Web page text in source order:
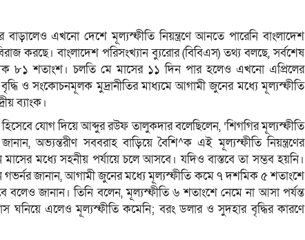
এখনো দেশে মূল্যস্ফীতি নিয়ন্ত্রণে আনতে পারেনি বাংলাদেশ
করছে। বাংলাদেশ পরিসংখ্যান ব্যুরোর (বিবিএস) তথ্য বলছে, সর্বশেষ
৮১ শতাংশ। চলতি মে মাসের ১১ দিন পার হলেও এখনো এপ্রিলের
ও সংকোচনমূলক মুদ্রানীতির মাধ্যমে আগামী জুনের মধ্যে মূল্যস্ফীতি
ব্যাংক।
যোগ দিয়ে আব্দুর রউফ তালুকদার বলেছিলেন, ‘শিগগির মূল্যস্ফীতি
অভ্যন্তরীণ সববরাহ বাড়িয়ে বৈশি^ক এই মূল্যস্ফীতি নিয়ন্ত্রণের
মধ্যে সহনীয় পর্যায়ে চলে আসবে। যদিও বাস্তবে তা সম্ভব হয়নি।
গভর্নর জানান, আগামী জুনের মধ্যে মূল্যস্ফীতি কমে ৭ দশমিক ৫ শতাংশে
জানান। তিনি বলেন, মূল্যস্ফীতি ৬ শতাংশে নেমে না আসা পর্যন্ত
ঘনিয়ে এলেও মূল্যস্ফীতি কমেনি; বরং ডলার ও সুদহার বৃদ্ধির কারণে